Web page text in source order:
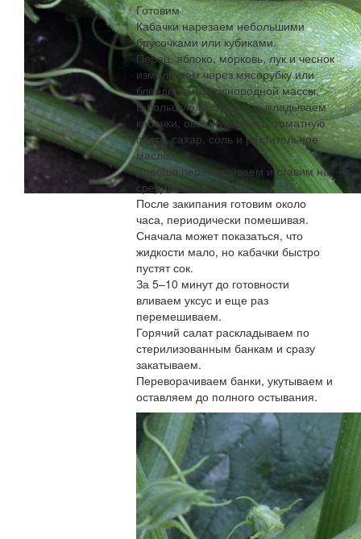
Готовим
Кабачки нарезаем небольшими
брусочками или кубиками.
Перец, яблоко, морковь, лук и чеснок
измельчаем через мясорубку или
блендером до однородной массы.
В большую кастрюлю выкладываем
кабачки, овощную смесь, томатную
пасту, сахар, соль и растительное
масло.
Хорошо перемешиваем и ставим на
средний огонь.
После закипания готовим около
часа, периодически помешивая.
Сначала может показаться, что
жидкости мало, но кабачки быстро
пустят сок.
За 5–10 минут до готовности
вливаем уксус и еще раз
перемешиваем.
Горячий салат раскладываем по
стерилизованным банкам и сразу
закатываем.
Переворачиваем банки, укутываем и
оставляем до полного остывания.